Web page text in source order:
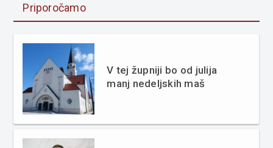
Priporočamo
V tej župniji bo od julija
manj nedeljskih maš